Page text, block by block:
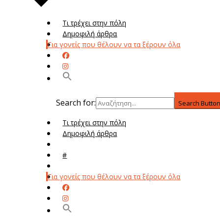
Τι τρέχει στην πόλη
Δημοφιλή άρθρα
Για γονείς που θέλουν να τα ξέρουν όλα
Search for: Search
Τι τρέχει στην πόλη
Δημοφιλή άρθρα
#
Για γονείς που θέλουν να τα ξέρουν όλα